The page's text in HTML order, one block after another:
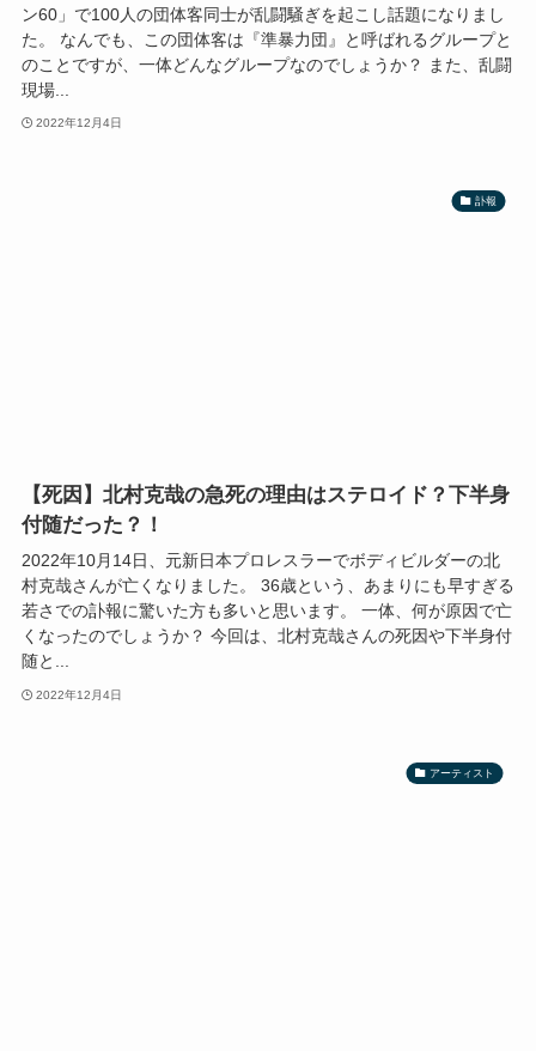
ン60」で100人の団体客同士が乱闘騒ぎを起こし話題になりまし
た。 なんでも、この団体客は『準暴力団』と呼ばれるグループと
のことですが、一体どんなグループなのでしょうか？ また、乱闘
現場...
2022年12月4日
訃報
【死因】北村克哉の急死の理由はステロイド？下半身
付随だった？！
2022年10月14日、元新日本プロレスラーでボディビルダーの北
村克哉さんが亡くなりました。 36歳という、あまりにも早すぎる
若さでの訃報に驚いた方も多いと思います。 一体、何が原因で亡
くなったのでしょうか？ 今回は、北村克哉さんの死因や下半身付
随と...
2022年12月4日
アーティスト